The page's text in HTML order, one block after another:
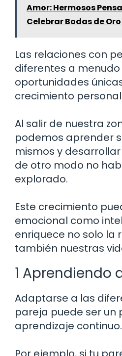
Amor: Hermosos
Celebrar Bodas de Oro
Las relaciones con
diferentes a
oportunidades
crecimiento
Al salir de nuestra
podemos aprender
mismos y
de otro modo no
explorado.
Este crecimiento
emocional como
enriquece no solo la
también nuestras
1 Aprendiendo
Adaptarse a las
pareja puede ser un
aprendizaje continuo.